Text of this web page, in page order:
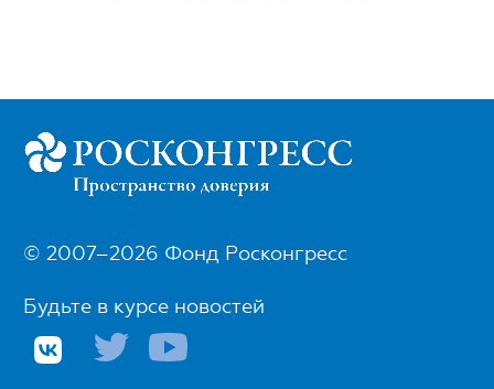
© 2007–2026 Фонд Росконгресс
Будьте в курсе новостей